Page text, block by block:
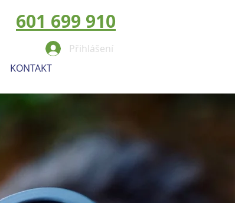
601 699 910
KONTAKT
Přihlášení